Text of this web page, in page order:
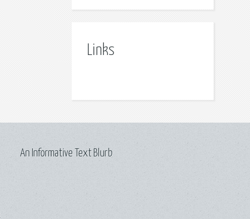
Links
An Informative Text Blurb